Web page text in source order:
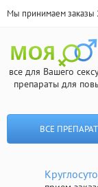
Мы принимаем заказы
все для Вашего
препараты для
ВСЕ